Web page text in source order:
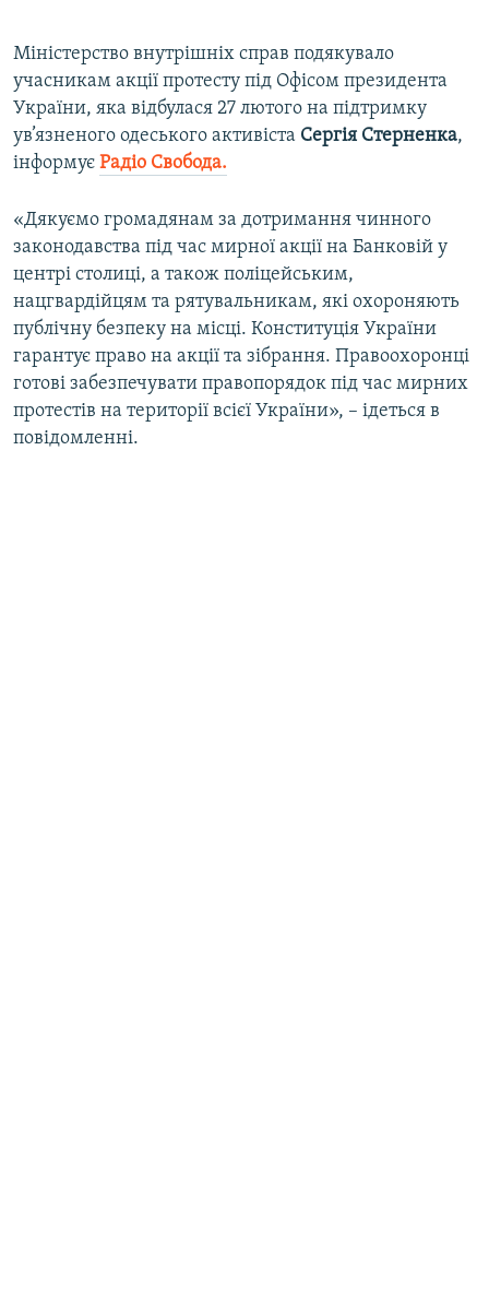
Усі сайти RFE/RL
Міністерство внутрішніх справ подякувало
учасникам акції протесту під Офісом президента
України, яка відбулася 27 лютого на підтримку
ув’язненого одеського активіста Сергія Стерненка,
інформує Радіо Свобода.
«Дякуємо громадянам за дотримання чинного
законодавства під час мирної акції на Банковій у
центрі столиці, а також поліцейським,
нацгвардійцям та рятувальникам, які охороняють
публічну безпеку на місці. Конституція України
гарантує право на акції та зібрання. Правоохоронці
готові забезпечувати правопорядок під час мирних
протестів на території всієї України», – ідеться в
повідомленні.